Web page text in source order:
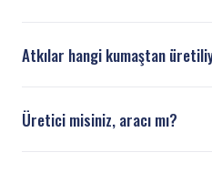
Atkılar hangi kumaştan
kullanıyoruz. Dijital baskı
Üretici misiniz, aracı mı?